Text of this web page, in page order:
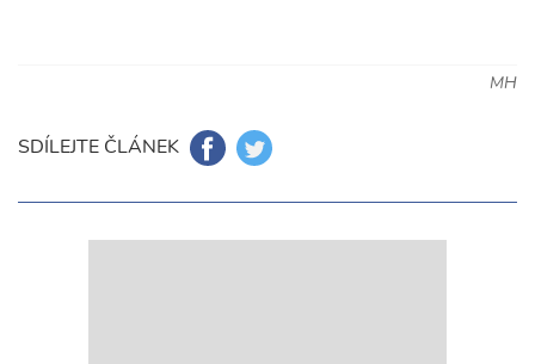
MH
SDÍLEJTE ČLÁNEK